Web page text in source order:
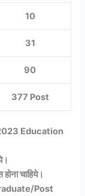
10
31
90
377 Post
Education
चाहिये।
Post